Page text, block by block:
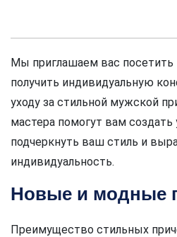
Мы приглашаем вас посетить
получить индивидуальную
уходу за стильной мужской
мастера помогут вам создать
подчеркнуть ваш стиль и
индивидуальность.
Новые и модные
Преимущество стильных